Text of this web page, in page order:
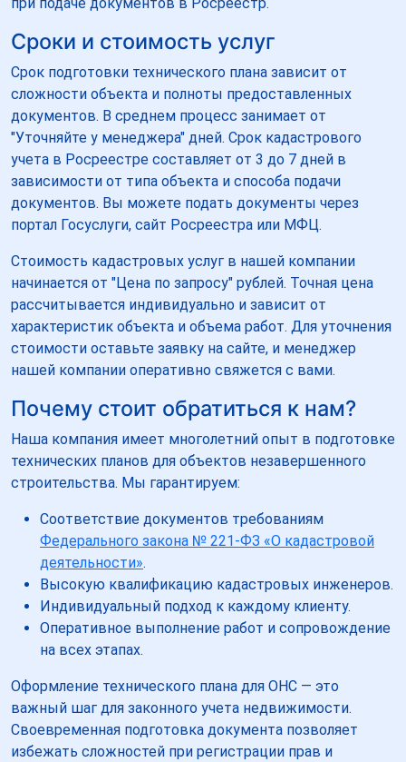
Сроки и стоимость услуг
Срок подготовки технического плана зависит от
сложности объекта и полноты предоставленных
документов. В среднем процесс занимает от
"Уточняйте у менеджера" дней. Срок кадастрового
учета в Росреестре составляет от 3 до 7 дней в
зависимости от типа объекта и способа подачи
документов. Вы можете подать документы через
портал Госуслуги, сайт Росреестра или МФЦ.
Стоимость кадастровых услуг в нашей компании
начинается от "Цена по запросу" рублей. Точная цена
рассчитывается индивидуально и зависит от
характеристик объекта и объема работ. Для уточнения
стоимости оставьте заявку на сайте, и менеджер
нашей компании оперативно свяжется с вами.
Почему стоит обратиться к нам?
Наша компания имеет многолетний опыт в подготовке
технических планов для объектов незавершенного
строительства. Мы гарантируем:
Соответствие документов требованиям
Федерального закона № 221-ФЗ «О кадастровой
деятельности».
Высокую квалификацию кадастровых инженеров.
Индивидуальный подход к каждому клиенту.
Оперативное выполнение работ и сопровождение
на всех этапах.
Оформление технического плана для ОНС — это
важный шаг для законного учета недвижимости.
Своевременная подготовка документа позволяет
избежать сложностей при регистрации прав и